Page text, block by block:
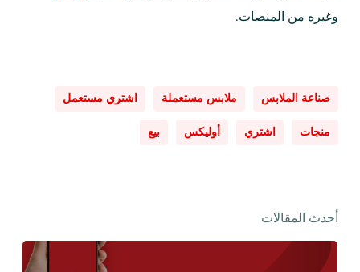
وغيره من المنصات.
صناعة الملابس ملابس مستعملة اشتري مستعمل
منجات اشتري أوليكس بيع
أحدث المقالات